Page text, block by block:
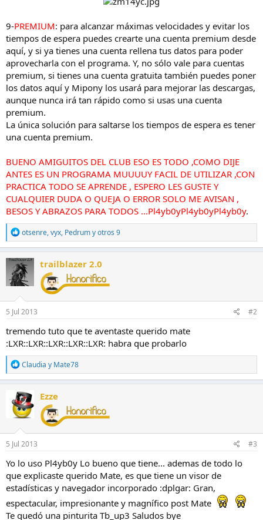
9-PREMIUM: para alcanzar máximas velocidades y evitar los
tiempos de espera puedes crearte una cuenta premium desde
aquí, y si ya tienes una cuenta rellena tus datos para poder
aprovecharla con el programa. Y, no sólo vale para cuentas
premium, si tienes una cuenta gratuita también puedes poner
los datos aquí y Mipony los usará para mejorar las descargas,
aunque nunca irá tan rápido como si usas una cuenta
premium.
La única solución para saltarse los tiempos de espera es tener
una cuenta premium.
BUENO AMIGUITOS DEL CLUB ESO ES TODO ,COMO DIJE
ANTES ES UN PROGRAMA MUUUUY FACIL DE UTILIZAR ,CON
PRACTICA TODO SE APRENDE , ESPERO LES GUSTE Y
CUALQUIER DUDA O QUEJA O ERROR SOLO ME AVISAN ,
BESOS Y ABRAZOS PARA TODOS ...Pl4yb0yPl4yb0yPl4yb0y.
R
e
a
c
c
i
o
n
s
otsenre,vyx, Pedrumy otros 9
trailblazer 2.0
5 Jul 2013 #2
tremendo tuto que te aventaste querido mate
:LXR::LXR::LXR::LXR::LXR: habra que probarlo
R
e
a
c
c
i
o
n
s
Claudia y Mate78
Ezze
5 Jul 2013 #3
Yo lo uso Pl4yb0y Lo bueno que tiene... ademas de todo lo
que explicaste querido Mate, es que tiene un visor de
estadísticas y navegador incorporado :dplgar: Gran,
espectacular, impresionante y magnífico post Mate
Te quedó una pinturita Tb_up3 Saludos bye